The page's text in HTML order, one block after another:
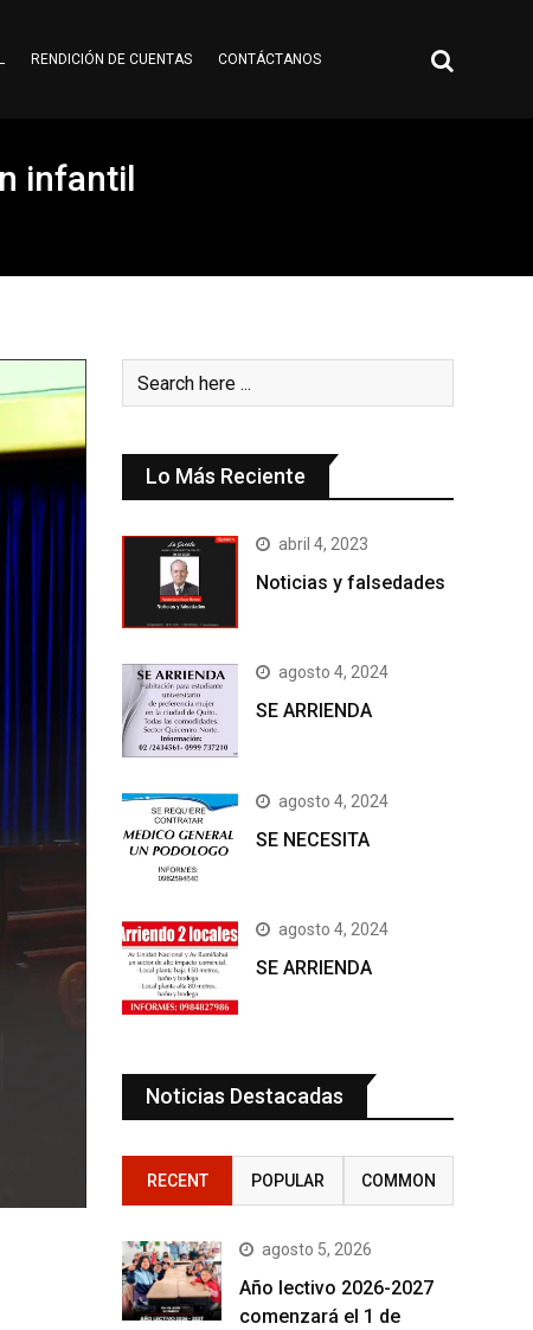
RENDICIÓN DE CUENTAS CONTÁCTANOS
infantil
Lo Más Reciente
abril 4, 2023
Noticias y falsedades
agosto 4, 2024
SE ARRIENDA
agosto 4, 2024
SE NECESITA
agosto 4, 2024
SE ARRIENDA
Noticias Destacadas
RECENT POPULAR COMMON
agosto 5, 2026
Año lectivo 2026-2027
comenzará el 1 de